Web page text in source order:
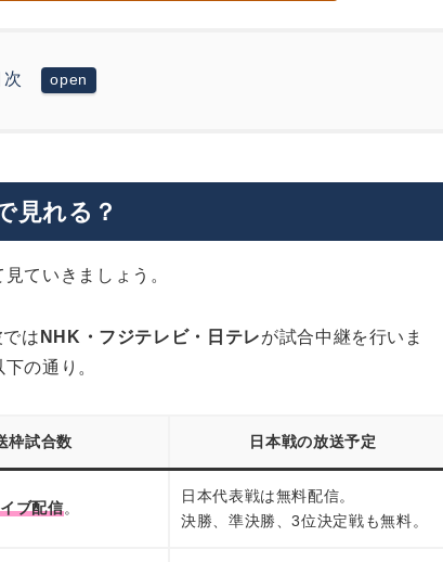
次
？
ペーンを実施！W杯見るだけなら最もお得
SOCCER」はW杯見るだけなら全然お得じゃない
能
見れる？
ていきましょう。
は NHK・フジテレビ・日テレが試合中継を行いま
の通り。
枠試合数 日本戦の放送予定
ブ配信。
日本代表戦は無料配信。
決勝、準決勝、3位決定戦も無料。